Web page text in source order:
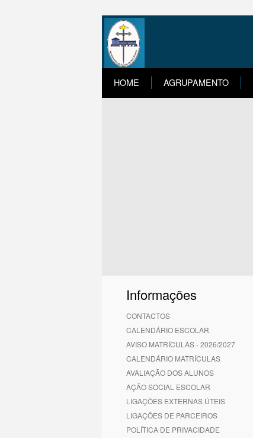
HOME AGRUPAMENTO
Informações
CONTACTOS
CALENDÁRIO ESCOLAR
AVISO MATRÍCULAS - 2026/2027
CALENDÁRIO MATRÍCULAS
AVALIAÇÃO DOS ALUNOS
AÇÃO SOCIAL ESCOLAR
LIGAÇÕES EXTERNAS ÚTEIS
LIGAÇÕES DE PARCEIROS
POLÍTICA DE PRIVACIDADE